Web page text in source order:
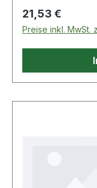
Weitere Produkte im
Satz für
Regulärer Preis:
21,53 €
Preise inkl. MwSt.